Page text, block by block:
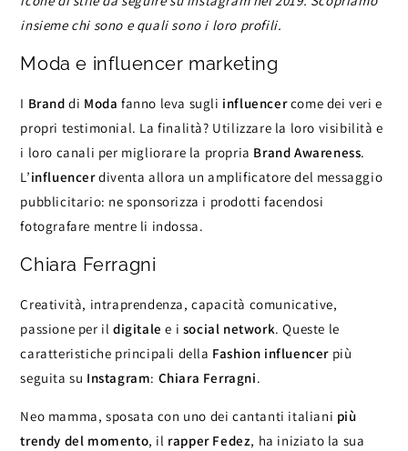
insieme chi sono e quali sono i loro profili.
Moda e influencer marketing
I Brand di Moda fanno leva sugli influencercome dei veri e
propri testimonial. La finalità? Utilizzare la loro visibilità e
i loro canali per migliorare la propria Brand Awareness.
L’influencerdiventa allora un amplificatore del messaggio
pubblicitario: ne sponsorizza i prodotti facendosi
fotografare mentre li indossa.
Chiara Ferragni
Creatività, intraprendenza, capacità comunicative,
passione per il digitale e i social network. Queste le
caratteristiche principali della Fashion influencer più
seguita su Instagram: Chiara Ferragni.
Neo mamma, sposata con uno dei cantanti italiani più
trendy del momento, il rapper Fedez, ha iniziato la sua